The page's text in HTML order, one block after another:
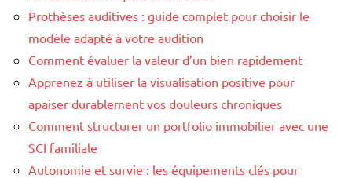
Prothèses auditives : guide complet pour choisir le
modèle adapté à votre audition
Comment évaluer la valeur d’un bien rapidement
Apprenez à utiliser la visualisation positive pour
apaiser durablement vos douleurs chroniques
Comment structurer un portfolio immobilier avec une
SCI familiale
Autonomie et survie : les équipements clés pour